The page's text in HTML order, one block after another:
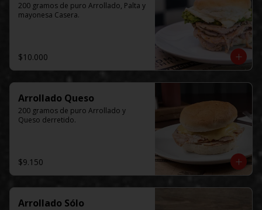
200 gramos de puro Arrollado, Palta y
mayonesa Casera.
$10.000
Arrollado Queso
200 gramos de puro Arrollado y
Queso derretido.
$9.150
Arrollado Sólo